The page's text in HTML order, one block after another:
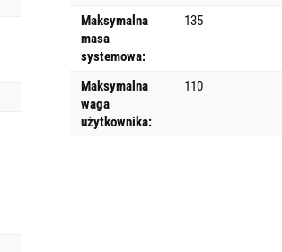
Maksymalna
masa
systemowa:
135
Maksymalna
waga
użytkownika:
110